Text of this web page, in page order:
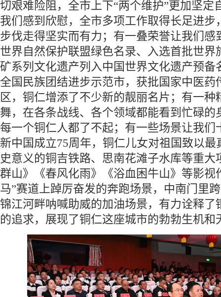
切艰难险阻，全市上下“两个维护”更加坚定
我们感到欣慰，全市多项工作取得长足进步
步伐走得坚实而有力；有一叠荣誉让我们感
世界自然保护联盟绿色名录、入选首批世界
矿系列文化遗产列入中国世界文化遗产预备
全国民族团结进步示范市，获批国家中医药
区，铜仁增添了不少新的靓丽名片；有一种
舞，在各条战线、各个领域都能看到忙碌的
每一个铜仁人都了不起；有一些场景让我们
新中国成立75周年，铜仁儿女对祖国致以
史意义的铜吉铁路、思南花滩子水库等重大
群山》《春风化雨》《浴血困牛山》等影视
马”赛道上踔厉奋发的奔跑场景，中南门里
锦江河畔呐喊助威的加油场景，有力诠释了
的追求，展现了铜仁这座城市的勃勃生机和